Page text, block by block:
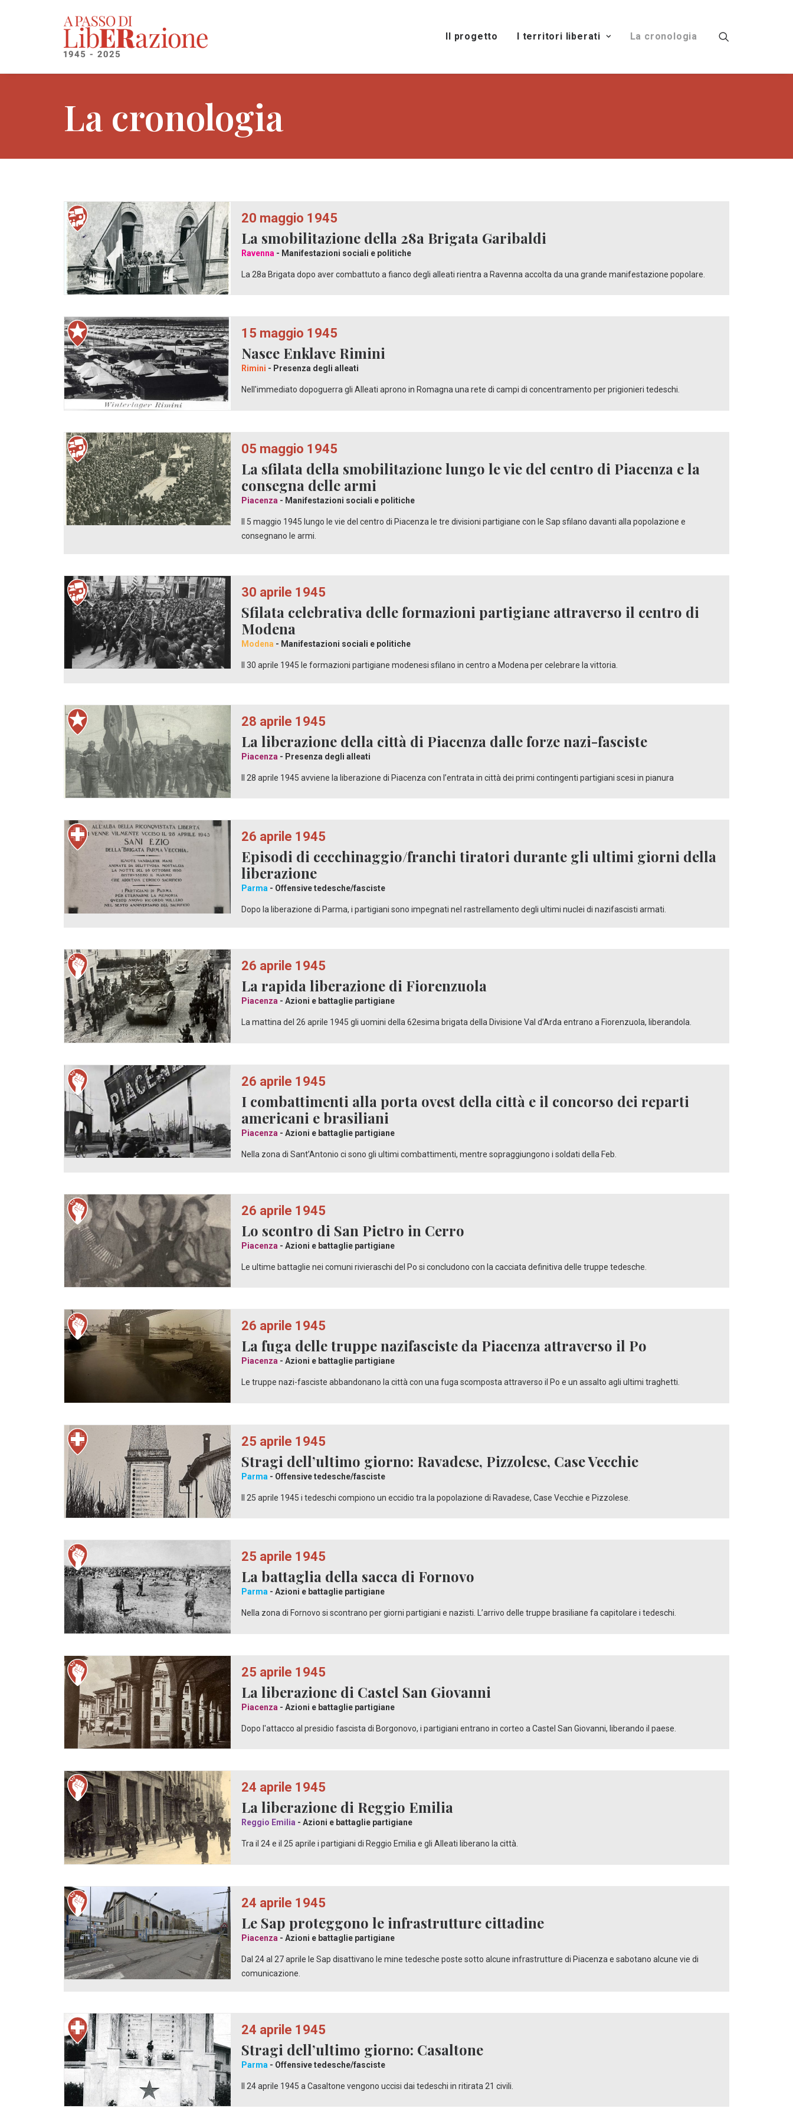
Il progetto I territori liberati La cronologia
La cronologia
20 maggio 1945
La smobilitazione della 28a Brigata Garibaldi
Ravenna - Manifestazioni sociali e politiche
La 28a Brigata dopo aver combattuto a fianco degli alleati rientra a Ravenna accolta da una grande manifestazione popolare.
15 maggio 1945
Nasce Enklave Rimini
Rimini - Presenza degli alleati
Nell'immediato dopoguerra gli Alleati aprono in Romagna una rete di campi di concentramento per prigionieri tedeschi.
05 maggio 1945
La sfilata della smobilitazione lungo le vie del centro di Piacenza e la
consegna delle armi
Piacenza - Manifestazioni sociali e politiche
Il 5 maggio 1945 lungo le vie del centro di Piacenza le tre divisioni partigiane con le Sap sfilano davanti alla popolazione e
consegnano le armi.
30 aprile 1945
Sfilata celebrativa delle formazioni partigiane attraverso il centro di
Modena
Modena - Manifestazioni sociali e politiche
Il 30 aprile 1945 le formazioni partigiane modenesi sfilano in centro a Modena per celebrare la vittoria.
28 aprile 1945
La liberazione della città di Piacenza dalle forze nazi-fasciste
Piacenza - Presenza degli alleati
Il 28 aprile 1945 avviene la liberazione di Piacenza con l’entrata in città dei primi contingenti partigiani scesi in pianura
26 aprile 1945
Episodi di cecchinaggio/franchi tiratori durante gli ultimi giorni della
liberazione
Parma- Offensive tedesche/fasciste
Dopo la liberazione di Parma, i partigiani sono impegnati nel rastrellamento degli ultimi nuclei di nazifascisti armati.
26 aprile 1945
La rapida liberazione di Fiorenzuola
Piacenza- Azioni e battaglie partigiane
La mattina del 26 aprile 1945 gli uomini della 62esima brigata della Divisione Val d’Arda entrano a Fiorenzuola, liberandola.
26 aprile 1945
I combattimenti alla porta ovest della città e il concorso dei reparti
americani e brasiliani
Piacenza - Azioni e battaglie partigiane
Nella zona di Sant’Antonio ci sono gli ultimi combattimenti, mentre sopraggiungono i soldati della Feb.
26 aprile 1945
Lo scontro di San Pietro in Cerro
Piacenza - Azioni e battaglie partigiane
Le ultime battaglie nei comuni rivieraschi del Po si concludono con la cacciata definitiva delle truppe tedesche.
26 aprile 1945
La fuga delle truppe nazifasciste da Piacenza attraverso il Po
Piacenza- Azioni e battaglie partigiane
Le truppe nazi-fasciste abbandonano la città con una fuga scomposta attraverso il Po e un assalto agli ultimi traghetti.
25 aprile 1945
Stragi dell’ultimo giorno: Ravadese, Pizzolese, Case Vecchie
Parma - Offensive tedesche/fasciste
Il 25 aprile 1945 i tedeschi compiono un eccidio tra la popolazione di Ravadese, Case Vecchie e Pizzolese.
25 aprile 1945
La battaglia della sacca di Fornovo
Parma- Azioni e battaglie partigiane
Nella zona di Fornovo si scontrano per giorni partigiani e nazisti. L’arrivo delle truppe brasiliane fa capitolare i tedeschi.
25 aprile 1945
La liberazione di Castel San Giovanni
Piacenza - Azioni e battaglie partigiane
Dopo l'attacco al presidio fascista di Borgonovo, i partigiani entrano in corteo a Castel San Giovanni, liberando il paese.
24 aprile 1945
La liberazione di Reggio Emilia
Reggio Emilia - Azioni e battaglie partigiane
Tra il 24 e il 25 aprile i partigiani di Reggio Emilia e gli Alleati liberano la città.
24 aprile 1945
Le Sap proteggono le infrastrutture cittadine
Piacenza - Azioni e battaglie partigiane
Dal 24 al 27 aprile le Sap disattivano le mine tedesche poste sotto alcune infrastrutture di Piacenza e sabotano alcune vie di
comunicazione.
24 aprile 1945
Stragi dell’ultimo giorno: Casaltone
Parma - Offensive tedesche/fasciste
Il 24 aprile 1945 a Casaltone vengono uccisi dai tedeschi in ritirata 21 civili.